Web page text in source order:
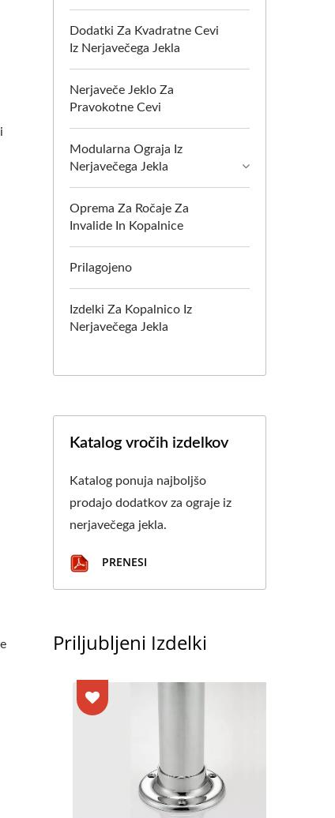
Dodatki Za Kvadratne Cevi
Iz Nerjavečega Jekla
Nerjaveče Jeklo Za
Pravokotne Cevi
Modularna Ograja Iz
Nerjavečega Jekla
Oprema Za Ročaje Za
Invalide In Kopalnice
Prilagojeno
Izdelki Za Kopalnico Iz
Nerjavečega Jekla
Katalog vročih izdelkov
Katalog ponuja najboljšo
prodajo dodatkov za ograje iz
nerjavečega jekla.
PRENESI
Priljubljeni Izdelki